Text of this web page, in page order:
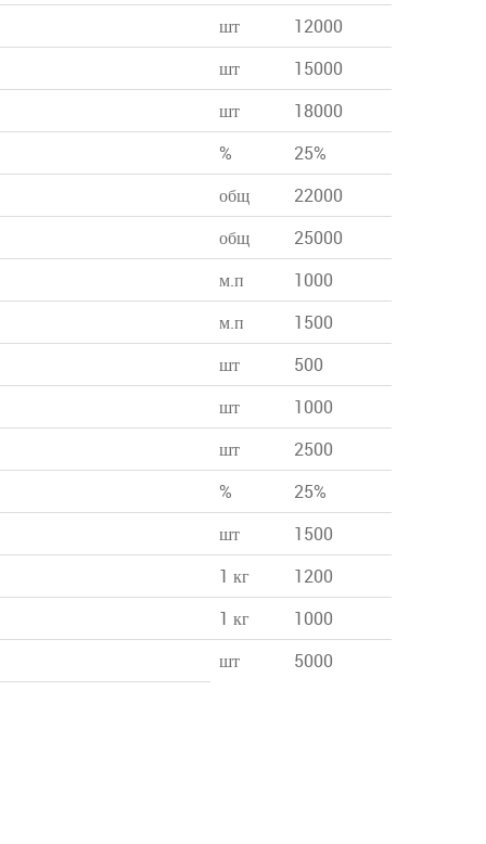
шт
12000
шт
15000
шт
18000
%
25%
общ
22000
общ
25000
м.п
1000
м.п
1500
шт
500
шт
1000
шт
2500
%
25%
шт
1500
1 кг
1200
1 кг
1000
шт
5000